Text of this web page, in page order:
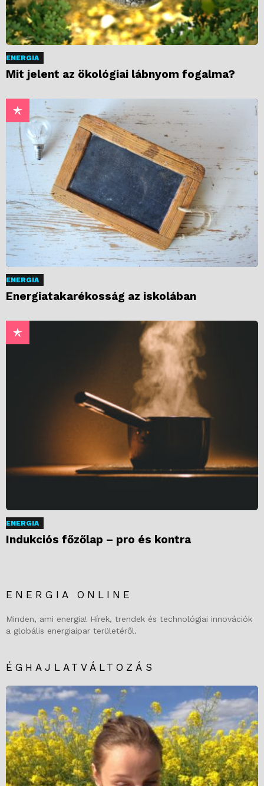
ENERGIA
Mit jelent az ökológiai lábnyom fogalma?
ENERGIA
Energiatakarékosság az iskolában
ENERGIA
Indukciós főzőlap – pro és kontra
ENERGIA ONLINE
Minden, ami energia! Hírek, trendek és technológiai innovációk
a globális energiaipar területéről.
ÉGHAJLATVÁLTOZÁS